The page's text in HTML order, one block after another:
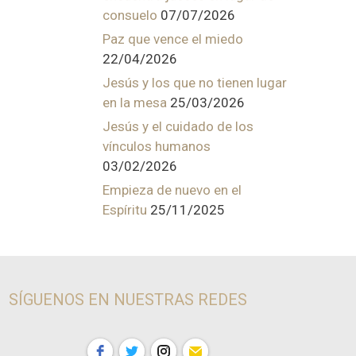
consuelo 07/07/2026
Paz que vence el miedo
22/04/2026
Jesús y los que no tienen lugar
en la mesa 25/03/2026
Jesús y el cuidado de los
vínculos humanos
03/02/2026
Empieza de nuevo en el
Espíritu 25/11/2025
SÍGUENOS EN NUESTRAS REDES